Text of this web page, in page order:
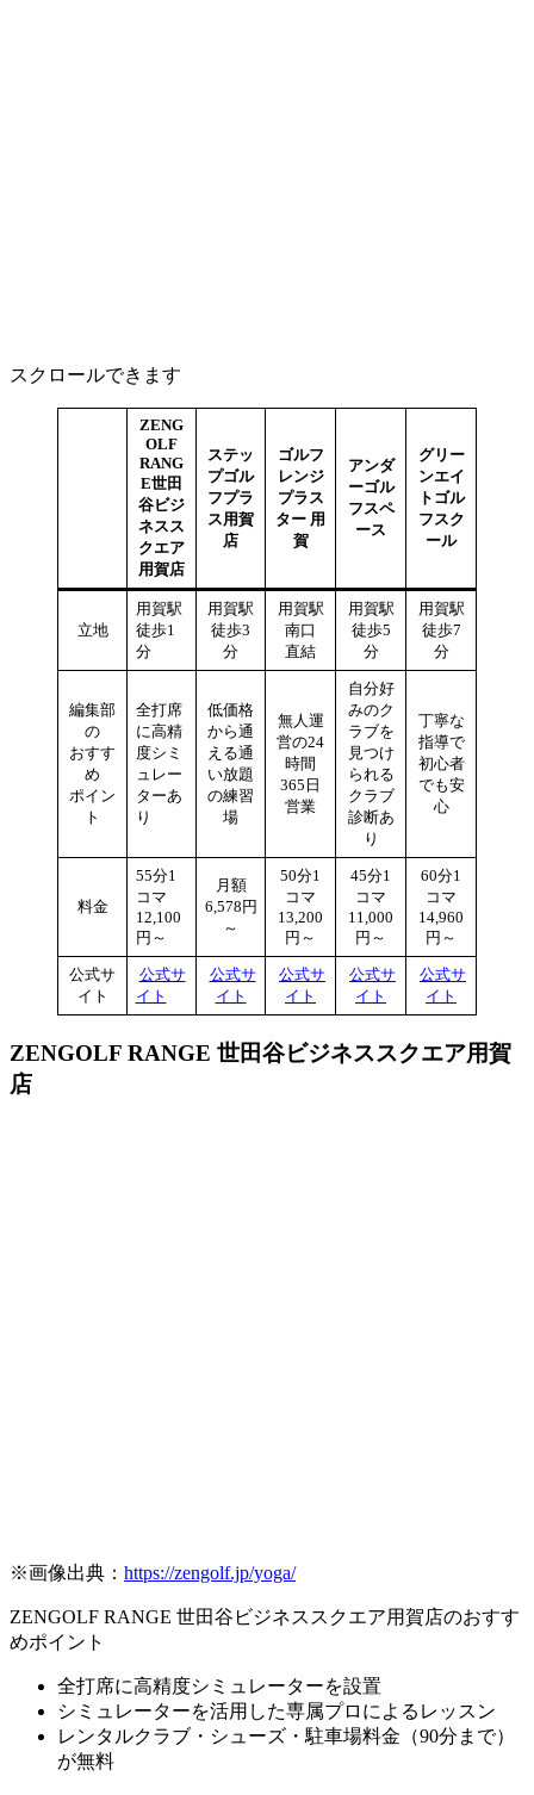
スクロールできます
ZENG
OLF
RANG
E世田
谷ビジ
ネスス
クエア
用賀店
ステッ
プゴル
フプラ
ス用賀
店
ゴルフ
レンジ
プラス
ター 用
賀
アンダ
ーゴル
フスペ
ース
グリー
ンエイ
トゴル
フスク
ール
立地
用賀駅
徒歩1
分
用賀駅
徒歩3
分
用賀駅
南口
直結
用賀駅
徒歩5
分
用賀駅
徒歩7
分
編集部
の
おすす
め
ポイン
ト
全打席
に高精
度シミ
ュレー
ターあ
り
低価格
から通
える通
い放題
の練習
場
無人運
営の24
時間
365日
営業
自分好
みのク
ラブを
見つけ
られる
クラブ
診断あ
り
丁寧な
指導で
初心者
でも安
心
料金
55分1
コマ
12,100
円～
月額
6,578円
～
50分1
コマ
13,200
円～
45分1
コマ
11,000
円～
60分1
コマ
14,960
円～
公式サ
イト
公式サ
イト
公式サ
イト
公式サ
イト
公式サ
イト
公式サ
イト
ZENGOLF RANGE 世田谷ビジネススクエア用賀
店
※画像出典： https://zengolf.jp/yoga/
ZENGOLF RANGE 世田谷ビジネススクエア用賀店のおすす
めポイント
全打席に高精度シミュレーターを設置
シミュレーターを活用した専属プロによるレッスン
レンタルクラブ・シューズ・駐車場料金（90分まで）
が無料